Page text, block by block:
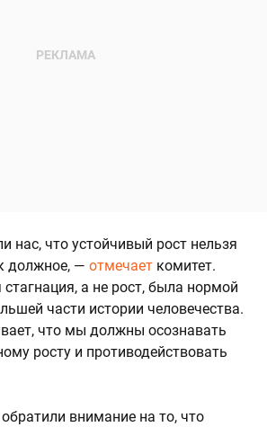
нас, что устойчивый рост нельзя
должное, — отмечает комитет.
а не рост, была нормой
части истории человечества.
что мы должны осознавать
росту и противодействовать
внимание на то, что